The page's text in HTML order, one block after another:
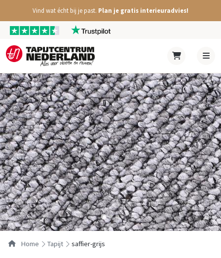
Vind wat écht bij je past. Plan je gratis interieuradvies!
Home tapijt saffier-grijs